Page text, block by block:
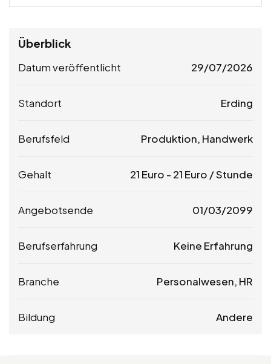
Überblick
Datum veröffentlicht 29/07/2026
Standort Erding
Berufsfeld Produktion, Handwerk
Gehalt 21 Euro - 21 Euro / Stunde
Angebotsende 01/03/2099
Berufserfahrung Keine Erfahrung
Branche Personalwesen, HR
Bildung Andere